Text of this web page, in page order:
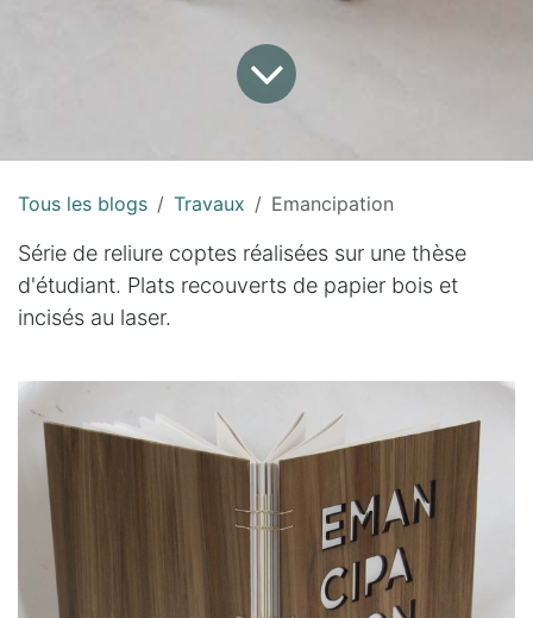
Tous les blogs Travaux Emancipation
Série de reliure coptes réalisées sur une thèse
d'étudiant. Plats recouverts de papier bois et
incisés au laser.